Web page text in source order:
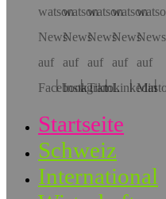
Startseite
Schweiz
International